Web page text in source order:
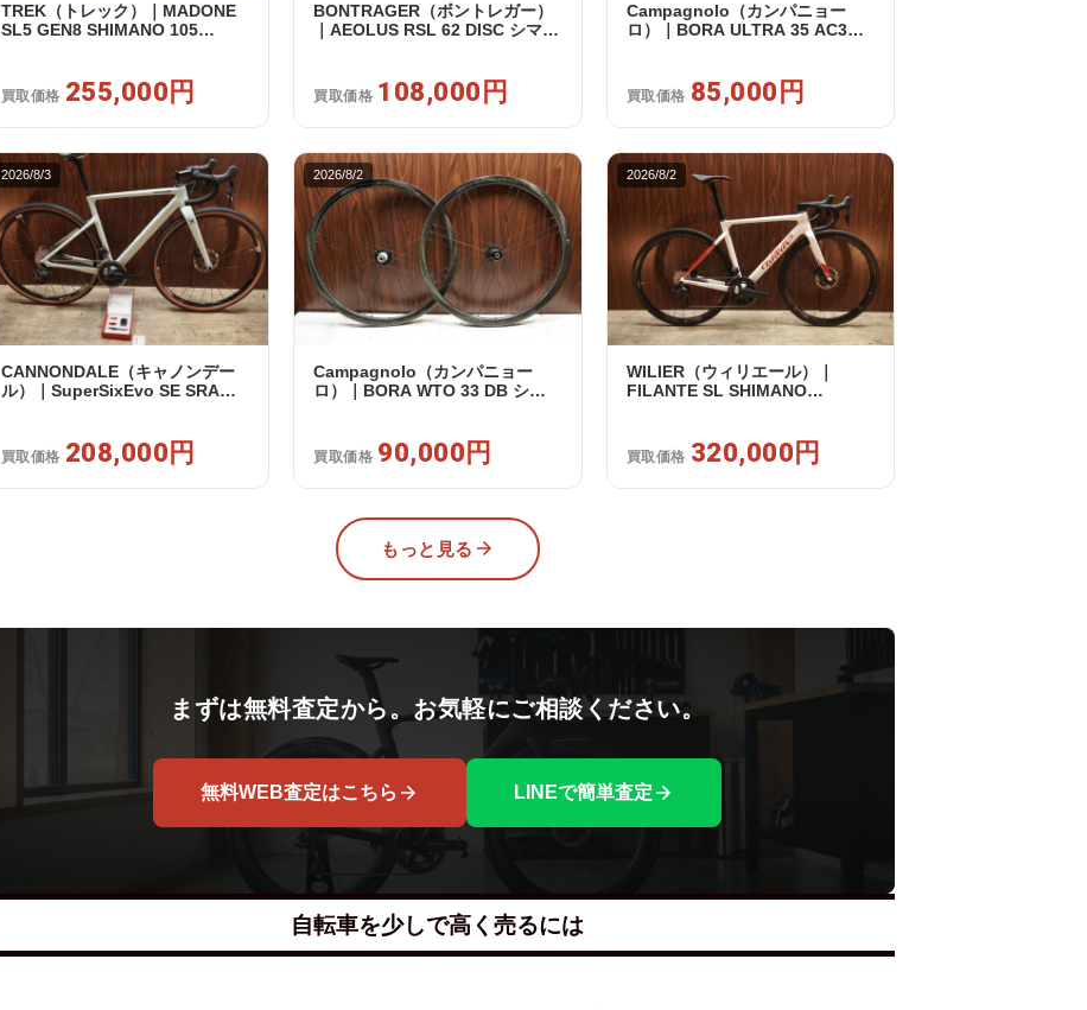
TREK（トレック）｜MADONE
SL5 GEN8 SHIMANO 105
円
買取価格 255,000円
BONTRAGER（ボントレガー）
｜AEOLUS RSL 62 DISC シマノ
買取価格 108,000円
Campagnolo（カンパニョー
ロ）｜BORA ULTRA 35 AC3
額 85,000円
買取価格 85,000円
2026/8/3
CANNONDALE（キャノンデー
ル）｜SuperSixEvo SE SRAM
年｜美品｜買取金額 208,000円
買取価格 208,000円
2026/8/2
Campagnolo（カンパニョー
ロ）｜BORA WTO 33 DB シマ
買取価格 90,000円
2026/8/2
WILIER（ウィリエール）｜
FILANTE SL SHIMANO
320,000円
買取価格 320,000円
もっと見る
まずは無料査定から。お気軽にご相談ください。
無料WEB査定はこちら LINEで簡単査定
自転車を少しで高く売るには